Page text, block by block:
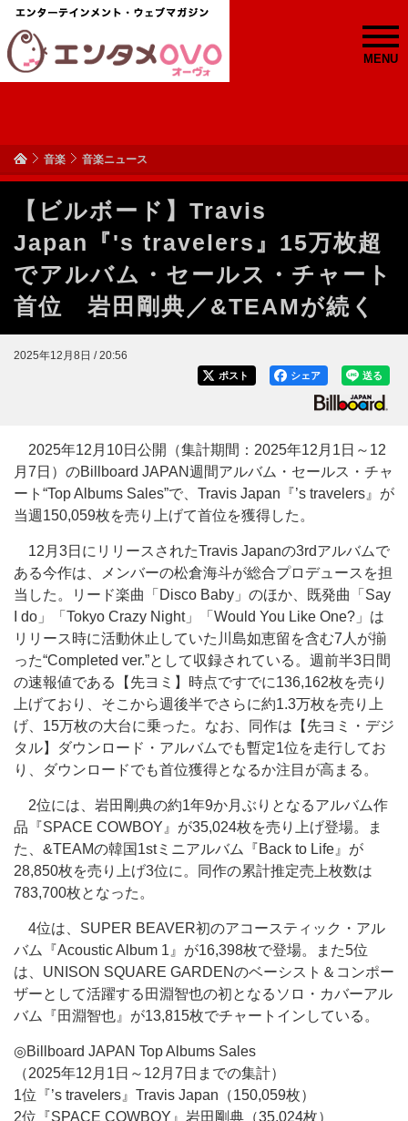
MENU
音楽 音楽ニュース
【ビルボード】Travis
Japan『's travelers』15万枚超
でアルバム・セールス・チャート
首位 岩田剛典／&TEAMが続く
2025年12月8日 / 20:56
送る
シェア
ポスト
2025年12月10日公開（集計期間：2025年12月1日～12
月7日）のBillboard JAPAN週間アルバム・セールス・チャ
ート“Top Albums Sales”で、Travis Japan『’s travelers』が
当週150,059枚を売り上げて首位を獲得した。
12月3日にリリースされたTravis Japanの3rdアルバムで
ある今作は、メンバーの松倉海斗が総合プロデュースを担
当した。リード楽曲「Disco Baby」のほか、既発曲「Say
I do」「Tokyo Crazy Night」「Would You Like One?」は
リリース時に活動休止していた川島如恵留を含む7人が揃
った“Completed ver.”として収録されている。週前半3日間
の速報値である【先ヨミ】時点ですでに136,162枚を売り
上げており、そこから週後半でさらに約1.3万枚を売り上
げ、15万枚の大台に乗った。なお、同作は【先ヨミ・デジ
タル】ダウンロード・アルバムでも暫定1位を走行してお
り、ダウンロードでも首位獲得となるか注目が高まる。
2位には、岩田剛典の約1年9か月ぶりとなるアルバム作
品『SPACE COWBOY』が35,024枚を売り上げ登場。ま
た、&TEAMの韓国1stミニアルバム『Back to Life』が
28,850枚を売り上げ3位に。同作の累計推定売上枚数は
783,700枚となった。
4位は、SUPER BEAVER初のアコースティック・アル
バム『Acoustic Album 1』が16,398枚で登場。また5位
は、UNISON SQUARE GARDENのベーシスト＆コンポー
ザーとして活躍する田淵智也の初となるソロ・カバーアル
バム『田淵智也』が13,815枚でチャートインしている。
◎Billboard JAPAN Top Albums Sales
（2025年12月1日～12月7日までの集計）
1位『’s travelers』Travis Japan（150,059枚）
2位『SPACE COWBOY』岩田剛典（35,024枚）